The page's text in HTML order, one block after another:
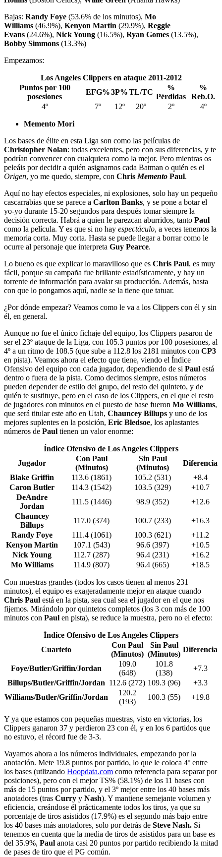
Bajas: Randy Foye (53.6% de los minutos), Mo
Williams (46.9%), Kenyon Martin (29.9%), Reggie
Evans (24.6%), Nick Young (16.5%), Ryan Gomes (13.5%),
Bobby Simmons (13.3%)
Empezamos:
Los Angeles Clippers en ataque 2011-2012
Puntos por 100
posesiones
EFG%3P%TL/TC
%
Pérdidas
%
Reb.O.
4º
7º 12º 20º 2º 4º
Memento Mori
Los bases de élite en esta Liga son como las películas de
Christopher Nolan: todas excelentes, pero con sus diferencias, y te
podrían convencer con cualquiera como la mejor. Pero mientras os
peleáis por decidir a quién asignamos cada Batman o quién es el
Origen, yo me quedo, siempre, con Chris Memento Paul.
Aquí no hay efectos especiales, ni explosiones, solo hay un pequeño
cascarrabias que se parece a Carlton Banks, y se pone a botar el
yo-yo durante 15-20 segundos para después tomar siempre la
decisión correcta. Habrá a quien le parezcan aburridos, tanto Paul
como la película. Y es que si no hay espectáculo, a veces tenemos la
memoria corta. Muy corta. Hasta se puede llegar a borrar como le
ocurre al personaje que interpreta Guy Pearce.
Lo bueno es que explicar lo maravilloso que es Chris Paul, es muy
fácil, porque su campaña fue brillante estadísticamente, y hay un
torrente de información para avalar su producción. Además, basta
con que lo pongamos aquí, nadie se la tiene que tatuar.
¿Por dónde empezar? Veamos como le va a los Clippers con él y sin
él, en general.
Aunque no fue el único fichaje del equipo, los Clippers pasaron de
ser el 23º ataque de la Liga, con 105.3 puntos por 100 posesiones, al
4º a un ritmo de 108.5 (que sube a 112.8 los 2181 minutos con CP3
en pista). Veamos ahora el efecto que tiene, viendo el Índice
Ofensivo del equipo con cada jugador, dependiendo de si Paul está
dentro o fuera de la pista. Como decimos siempre, estos números
pueden depender de estilo del grupo, del resto del quinteto, y de
quién te sustituye, pero en el caso de los Clippers, en el que el resto
de jugadores con minutos en el puesto de base fueron Mo Williams,
que será titular este año en Utah, Chauncey Billups y uno de los
mejores suplentes en la posición, Eric Bledsoe, los aplastantes
números de Paul tienen un valor enorme:
Índice Ofensivo de Los Angeles Clippers
Jugador
Con Paul
(Minutos)
Sin Paul
(Minutos)
Diferencia
Blake Griffin
113.6 (1861) 105.2 (531)
+8.4
Caron Butler
114.3 (1542) 103.5 (329)
+10.7
DeAndre
Jordan
111.5 (1446) 98.9 (352)
+12.6
Chauncey
Billups
117.0 (374) 100.7 (233)
+16.3
Randy Foye
111.4 (1061) 100.3 (621)
+11.2
Kenyon Martin
107.1 (543) 96.6 (397)
+10.5
Nick Young
112.7 (287) 96.4 (231)
+16.2
Mo Williams
114.9 (807) 96.4 (665) +18.5
Con muestras grandes (todos los casos tienen al menos 231
minutos), el equipo es exageradamente mejor en ataque cuando
Chris Paul está en la pista, sea cual sea el jugador en el que nos
fijemos. Mirándolo por quintetos completos (los 3 con más de 100
minutos con Paul en pista), se reduce la muestra, pero no el efecto:
Índice Ofensivo de Los Angeles Clippers
Cuarteto
Con Paul
(Minutos)
Sin Paul
(Minutos)
Diferencia
Foye/Butler/Griffin/Jordan
109.0
(648)
101.8
(138)
+7.3
Billups/Butler/Griffin/Jordan 112.6 (272) 109.3 (96)
+3.3
Williams/Butler/Griffin/Jordan
120.2
(193)
100.3 (55) +19.8
Y ya que estamos con pequeñas muestras, visto en victorias, los
Clippers ganaron 37 y perdieron 23 con él, y en los 6 partidos que
no estuvo, el récord fue de 3-3.
Vayamos ahora a los números individuales, empezando por la
anotación. Mete 19.8 puntos por partido, lo que le coloca 4º entre
los bases (utlizando Hoopdata.com como referencia para separar por
posiciones), pero con el mejor TS% (58.1%) de los 11 bases con
más de 15 puntos por partido, y el 3º mejor entre los 40 bases más
anotadores (tras Curry y Nash). Y mantiene semejante volumen y
eficiencia, creándose él prácticamente todos los tiros, ya que su
porcentaje de tiros asistidos (17.9%) es el segundo más bajo entre
los 40 bases más anotadores, solo por detrás de Steve Nash. Si
tenemos en cuenta que la media de tiros de asistidos para un base es
del 35.9%, Paul anota casi 20 puntos por partido recibiendo la mitad
de pases de tiro que el PG común.